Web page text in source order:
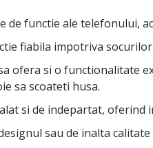
de functie ale telefonului,
fiabila impotriva
ofera si o functionalitate
sa scoateti husa.
si de indepartat,
sau de inalta